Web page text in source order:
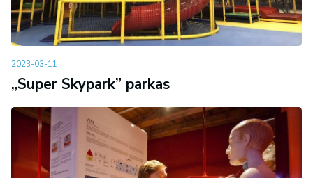
2023-03-11
„Super Skypark” parkas